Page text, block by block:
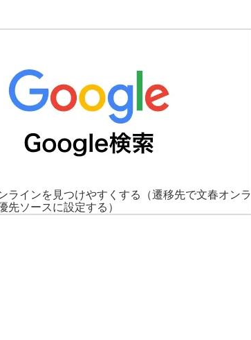
ラインを見つけやすくする
（遷移先で文春オンラ
先ソースに設定する）